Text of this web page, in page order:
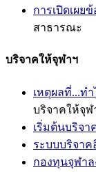
การเปิดเผย
สาธารณะ
บริจาคให้จุฬาฯ
เหตุผลที่...ท
บริจาคให้จุฬ
เริ่มต้นบริจา
ระบบบริจา
กองทุนจุฬา